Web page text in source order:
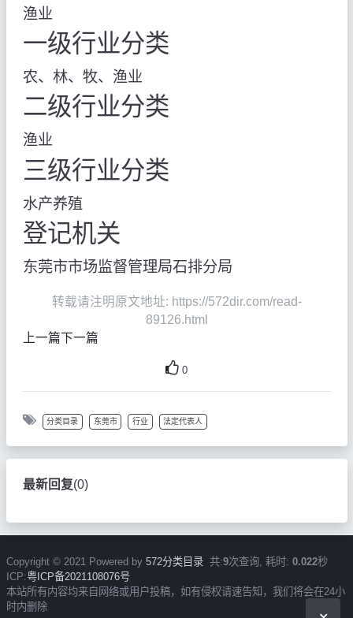
渔业
一级行业分类
农、林、牧、渔业
二级行业分类
渔业
三级行业分类
水产养殖
登记机关
东莞市市场监督管理局石排分局
转载请注明原文地址: https://572dir.com/read-
89126.html
上一篇下一篇
0
分类目录 东莞市 行业 法定代表人
最新回复(0)
Copyright © 2021 Powered by 572分类目录共:9次查询, 耗时: 0.022秒
ICP:粤ICP备2021108076号
本站所有内容均来自网络或用户投稿，如有侵权请速告知，我们将会在24小
时内删除